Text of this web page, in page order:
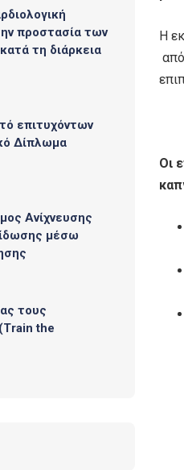
Η
Οι
προστασία των
τη διάρκεια
επιτυχόντων
Δίπλωμα
Ανίχνευσης
μέσω
τους
the